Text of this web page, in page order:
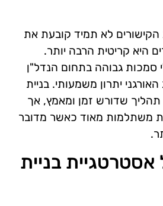
לא תמיד קובעת את
היא קריטית הרבה יותר.
סמכות גבוהה בתחום הנדל"ן
יתרון משמעותי. בניית
תהליך שדורש זמן ומאמץ, אך
משתלמות מאוד כאשר מדובר
בניית